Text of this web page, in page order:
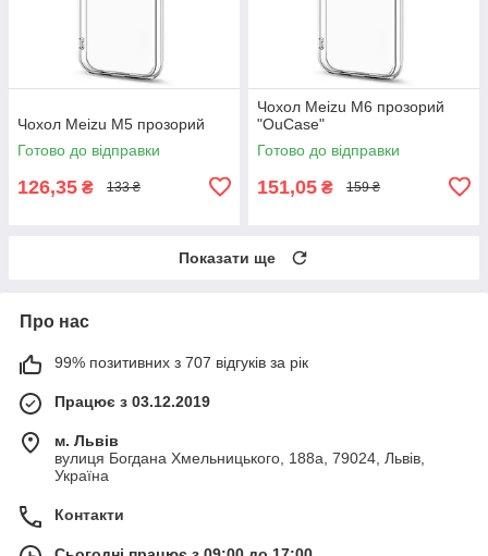
Чохол Meizu M5 прозорий
Готово до відправки
126,35 ₴ 133 ₴
Чохол Meizu M6 прозорий
"OuCase"
Готово до відправки
151,05 ₴ 159 ₴
Показати ще
Про нас
99% позитивних з 707 відгуків за рік
Працює з 03.12.2019
м. Львів
вулиця Богдана Хмельницького, 188а, 79024, Львів,
Україна
Контакти